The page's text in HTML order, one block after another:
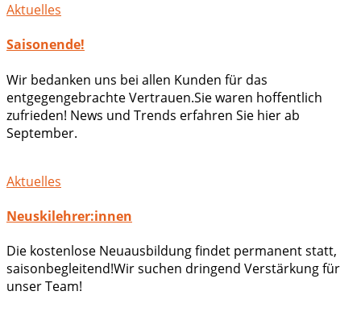
Aktuelles
Saisonende!
Wir bedanken uns bei allen Kunden für das
entgegengebrachte Vertrauen.Sie waren hoffentlich
zufrieden! News und Trends erfahren Sie hier ab
September.
Aktuelles
Neuskilehrer:innen
Die kostenlose Neuausbildung findet permanent statt,
saisonbegleitend!Wir suchen dringend Verstärkung für
unser Team!